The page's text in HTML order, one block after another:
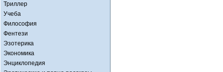
Триллер
Учеба
Философия
Фентези
Эзотерика
Экономика
Энциклопедия